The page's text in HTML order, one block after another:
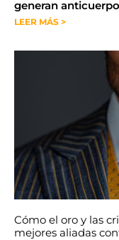
generan
LEER MÁS >
Cómo el oro y las
mejores aliadas